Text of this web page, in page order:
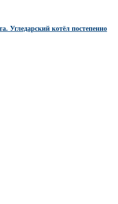
Угледарский котёл постепенно